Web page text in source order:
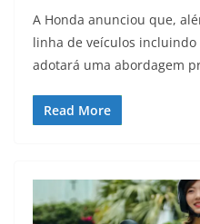
A Honda anunciou que,
linha de veículos
adotará uma abordagem
Read More